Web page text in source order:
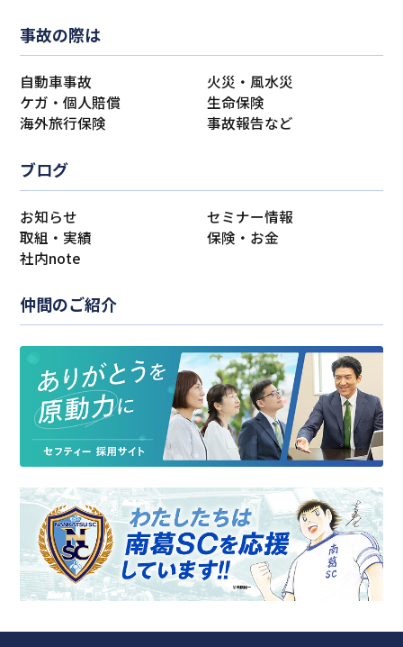
事故の際は
自動車事故
火災・風水災
ケガ・個人賠償
生命保険
海外旅行保険
事故報告など
ブログ
お知らせ
セミナー情報
取組・実績
保険・お金
社内note
仲間のご紹介